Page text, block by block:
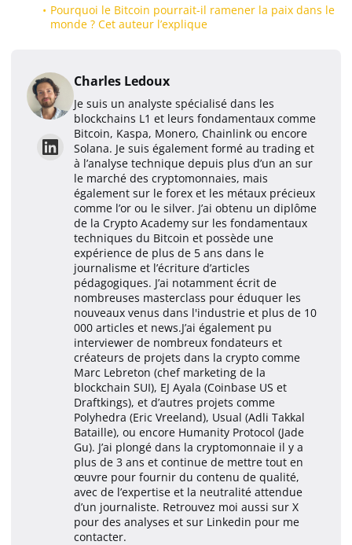
Pourquoi le Bitcoin pourrait-il ramener la paix dans le
monde ? Cet auteur l’explique
Charles Ledoux
Je suis un analyste spécialisé dans les
blockchains L1 et leurs fondamentaux comme
Bitcoin, Kaspa, Monero, Chainlink ou encore
Solana. Je suis également formé au trading et
à l’analyse technique depuis plus d’un an sur
le marché des cryptomonnaies, mais
également sur le forex et les métaux précieux
comme l’or ou le silver. J’ai obtenu un diplôme
de la Crypto Academy sur les fondamentaux
techniques du Bitcoin et possède une
expérience de plus de 5 ans dans le
journalisme et l’écriture d’articles
pédagogiques. J’ai notamment écrit de
nombreuses masterclass pour éduquer les
nouveaux venus dans l'industrie et plus de 10
000 articles et news.J’ai également pu
interviewer de nombreux fondateurs et
créateurs de projets dans la crypto comme
Marc Lebreton (chef marketing de la
blockchain SUI), EJ Ayala (Coinbase US et
Draftkings), et d’autres projets comme
Polyhedra (Eric Vreeland), Usual (Adli Takkal
Bataille), ou encore Humanity Protocol (Jade
Gu). J’ai plongé dans la cryptomonnaie il y a
plus de 3 ans et continue de mettre tout en
œuvre pour fournir du contenu de qualité,
avec de l’expertise et la neutralité attendue
d’un journaliste. Retrouvez moi aussi sur X
pour des analyses et sur Linkedin pour me
contacter.